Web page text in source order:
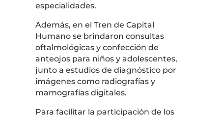
especialidades.
Además, en el Tren de Capital
Humano se brindaron consultas
oftalmológicas y confección de
anteojos para niños y adolescentes,
junto a estudios de diagnóstico por
imágenes como radiografías y
mamografías digitales.
Para facilitar la participación de los